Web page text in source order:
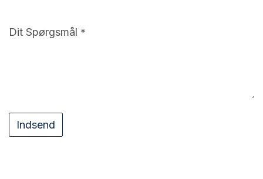
Dit Spørgsmål *
Indsend